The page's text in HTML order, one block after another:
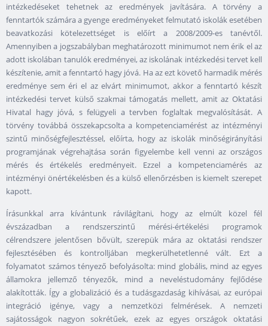
intézkedéseket tehetnek az eredmények javítására. A törvény a
fenntartók számára a gyenge eredményeket felmutató iskolák esetében
beavatkozási kötelezettséget is előírt a 2008/2009-es tanévtől.
Amennyiben a jogszabályban meghatározott minimumot nem érik el az
adott iskolában tanulók eredményei, az iskolának intézkedési tervet kell
készítenie, amit a fenntartó hagy jóvá. Ha az ezt követő harmadik mérés
eredménye sem éri el az elvárt minimumot, akkor a fenntartó készít
intézkedési tervet külső szakmai támogatás mellett, amit az Oktatási
Hivatal hagy jóvá, s felügyeli a tervben foglaltak megvalósítását. A
törvény továbbá összekapcsolta a kompetenciamérést az intézményi
szintű minőségfejlesztéssel, előírta, hogy az iskolák minőségirányítási
programjának végrehajtása során figyelembe kell venni az országos
mérés és értékelés eredményeit. Ezzel a kompetenciamérés az
intézményi önértékelésben és a külső ellenőrzésben is kiemelt szerepet
kapott.
Írásunkkal arra kívántunk rávilágítani, hogy az elmúlt közel fél
évszázadban a rendszerszintű mérési-értékelési programok
célrendszere jelentősen bővült, szerepük mára az oktatási rendszer
fejlesztésében és kontrolljában megkerülhetetlenné vált. Ezt a
folyamatot számos tényező befolyásolta: mind globális, mind az egyes
államokra jellemző tényezők, mind a neveléstudomány fejlődése
alakították. Így a globalizáció és a tudásgazdaság kihívásai, az európai
integráció igénye, vagy a nemzetközi felmérések. A nemzeti
sajátosságok nagyon sokrétűek, ezek az egyes országok oktatási